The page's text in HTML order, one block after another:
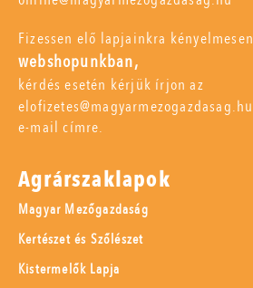
Fizessen elő lapjainkra kényelmesen
webshopunkban,
kérdés esetén kérjük írjon az
elofizetes@magyarmezogazdasag.hu
e-mail címre.
Agrárszaklapok
Magyar Mezőgazdaság
Kertészet és Szőlészet
Kistermelők Lapja